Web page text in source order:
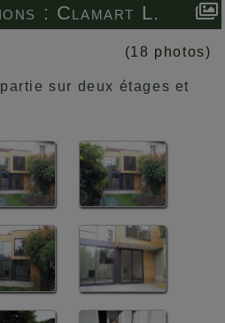
: Clamart L.
(18 photos)
sur deux étages et